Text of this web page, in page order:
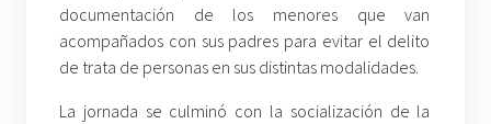
documentación de los menores que van
acompañados con sus padres para evitar el delito
de trata de personas en sus distintas modalidades.
La jornada se culminó con la socialización de la